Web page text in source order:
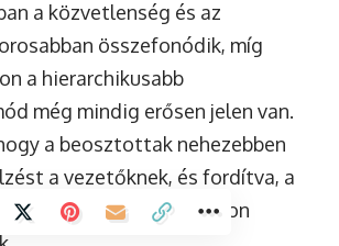
a közvetlenség és az
összefonódik, míg
a hierarchikusabb
még mindig erősen jelen van.
a beosztottak nehezebben
a vezetőknek, és fordítva, a
tekintélyelvűbb módon